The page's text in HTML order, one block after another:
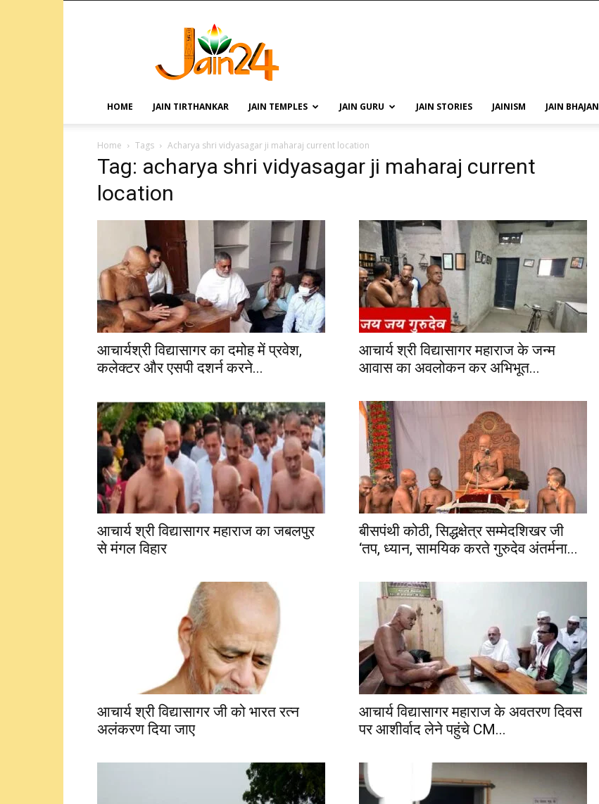
HOME JAIN TIRTHANKAR JAIN TEMPLES JAIN GURU JAIN STORIES JAINISM JAIN BHAJAN
Home Tags Acharya shri vidyasagar ji maharaj current location
Tag: acharya shri vidyasagar ji maharaj current
location
आचार्यश्री विद्यासागर का दमोह में प्रवेश,
कलेक्टर और एसपी दशर्न करने...
आचार्य श्री विद्यासागर महाराज के जन्म
आवास का अवलोकन कर अभिभूत...
आचार्य श्री विद्यासागर महाराज का जबलपुर
से मंगल विहार
बीसपंथी कोठी, सिद्धक्षेत्र सम्मेदशिखर जी
‘तप, ध्यान, सामयिक करते गुरुदेव अंतर्मना...
आचार्य श्री विद्यासागर जी को भारत रत्न
अलंकरण दिया जाए
आचार्य विद्यासागर महाराज के अवतरण दिवस
पर आशीर्वाद लेने पहुंचे CM...